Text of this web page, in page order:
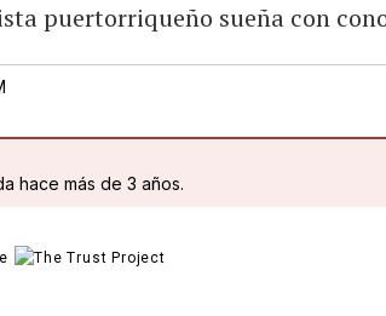
puertorriqueño sueña con
hace más de 3 años.